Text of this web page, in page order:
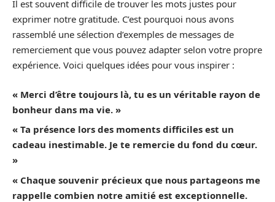
Il est souvent difficile de trouver les mots justes pour
exprimer notre gratitude. C’est pourquoi nous avons
rassemblé une sélection d’exemples de messages de
remerciement que vous pouvez adapter selon votre propre
expérience. Voici quelques idées pour vous inspirer :
« Merci d’être toujours là, tu es un véritable rayon de
bonheur dans ma vie. »
« Ta présence lors des moments difficiles est un
cadeau inestimable. Je te remercie du fond du cœur.
»
« Chaque souvenir précieux que nous partageons me
rappelle combien notre amitié est exceptionnelle.